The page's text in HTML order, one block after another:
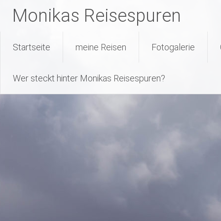
Warning: Attempt to read property "geoplugin_countryCode" on null
Monikas Reisespuren
to
Startseite meine Reisen Fotogalerie
Wer steckt hinter Monikas Reisespuren?